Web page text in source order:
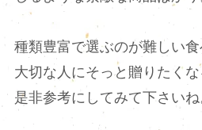
種類豊富で選ぶのが難しい食
大切な人にそっと贈りたく
是非参考にしてみて下さいね